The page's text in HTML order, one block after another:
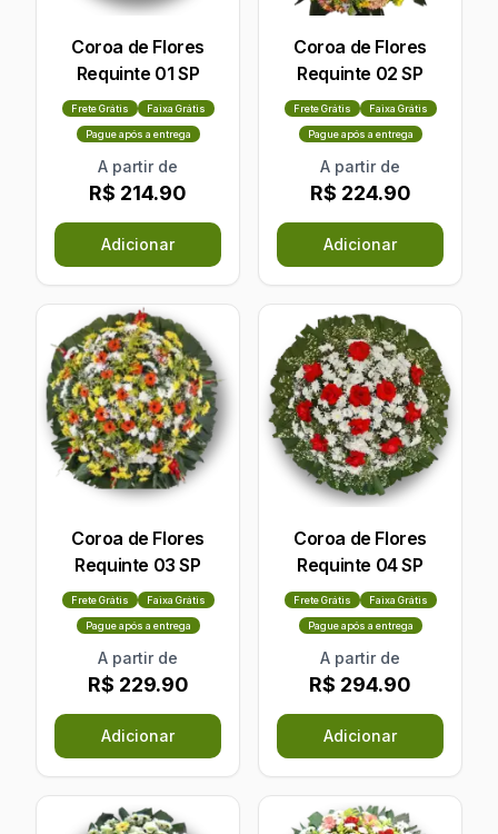
Coroa de Flores
Requinte 01 SP
Frete Grátis Faixa Grátis
Pague após a entrega
A partir de
R$ 214.90
Adicionar
Coroa de Flores
Requinte 02 SP
Frete Grátis Faixa Grátis
Pague após a entrega
A partir de
R$ 224.90
Adicionar
Coroa de Flores
Requinte 03 SP
Frete Grátis Faixa Grátis
Pague após a entrega
A partir de
R$ 229.90
Adicionar
Coroa de Flores
Requinte 04 SP
Frete Grátis Faixa Grátis
Pague após a entrega
A partir de
R$ 294.90
Adicionar